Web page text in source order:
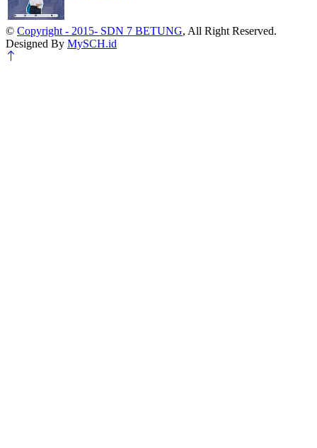
© Copyright - 2015- SDN 7 BETUNG, All Right Reserved.
Designed By MySCH.id